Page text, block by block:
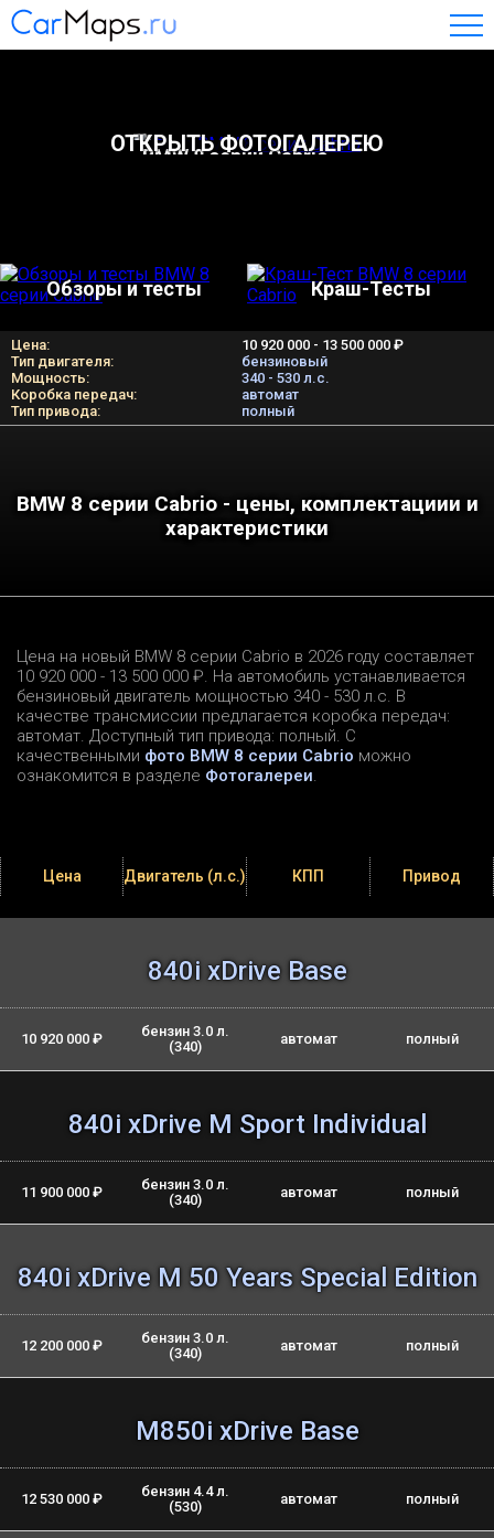
BMW 8 серии Cabrio
ОТКРЫТЬ ФОТОГАЛЕРЕЮ
Обзоры и тесты Краш-Тесты
Цена:
10 920 000 - 13 500 000 ₽
Тип двигателя:
бензиновый
Мощность:
340 - 530 л.c.
Коробка передач:
автомат
Тип привода:
полный
BMW 8 серии Cabrio - цены, комплектациии и
характеристики
Цена на новый BMW 8 серии Cabrio в 2026 году составляет
10 920 000 - 13 500 000 ₽. На автомобиль устанавливается
бензиновый двигатель мощностью 340 - 530 л.c. В
качестве трансмиссии предлагается коробка передач:
автомат. Доступный тип привода: полный. С
качественными фото BMW 8 серии Cabrio можно
ознакомится в разделе Фотогалереи.
Цена Двигатель (л.с.) КПП Привод
840i xDrive Base
10 920 000 ₽
бензин 3.0 л.
(340)
автомат полный
840i xDrive M Sport Individual
11 900 000 ₽
бензин 3.0 л.
(340)
автомат полный
840i xDrive M 50 Years Special Edition
12 200 000 ₽
бензин 3.0 л.
(340)
автомат полный
M850i xDrive Base
12 530 000 ₽
бензин 4.4 л.
(530)
автомат полный